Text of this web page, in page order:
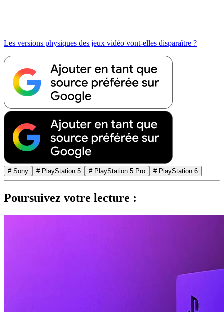
Les versions physiques des jeux vidéo vont-elles disparaître ?
# Sony # PlayStation 5 # PlayStation 5 Pro # PlayStation 6
Poursuivez votre lecture :